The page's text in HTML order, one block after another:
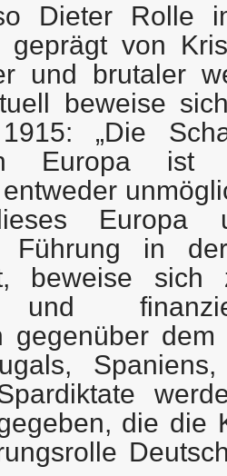
Dieter Rolle
geprägt von
und brutaler
beweise
„Die
Europa ist
Europa
Führung in
beweise
und
gegenüber
die die